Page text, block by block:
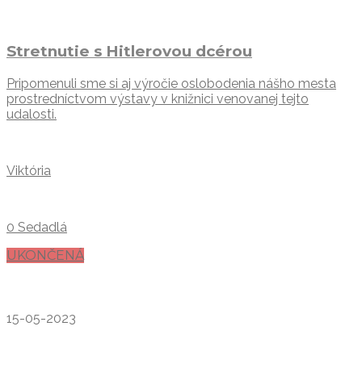
Stretnutie s Hitlerovou dcérou
Pripomenuli sme si aj výročie oslobodenia nášho mesta
prostredníctvom výstavy v knižnici venovanej tejto
udalosti.
Viktória
0 Sedadlá
UKONČENÁ
15-05-2023